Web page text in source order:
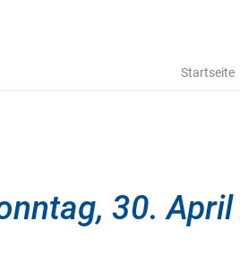
Startseite
30.